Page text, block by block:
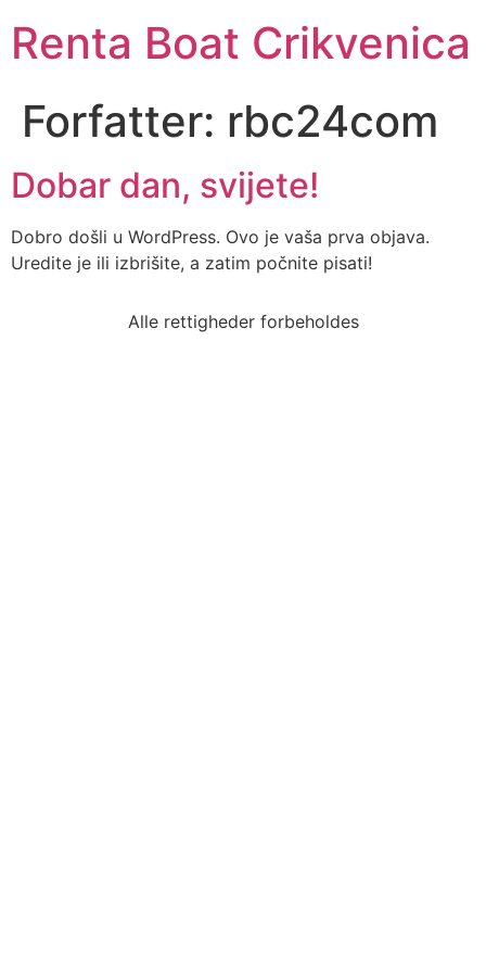
Renta Boat Crikvenica
Forfatter: rbc24com
Dobar dan, svijete!
Dobro došli u WordPress. Ovo je vaša prva objava.
Uredite je ili izbrišite, a zatim počnite pisati!
Alle rettigheder forbeholdes